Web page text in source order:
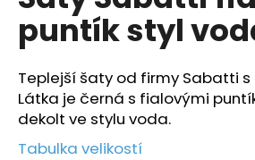
5
hvězdiček.
puntík styl
Teplejší šaty od firmy Sabatti
Látka je černá s fialovými
dekolt ve stylu voda.
Tabulka velikostí
a
j
í
t
?